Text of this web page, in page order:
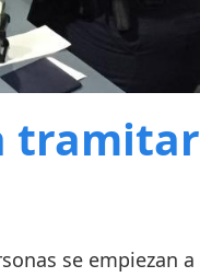
tramitar
se empiezan a